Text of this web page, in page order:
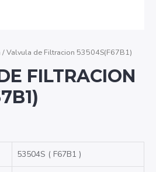
/ Valvula de Filtracion 53504S(F67B1)
FILTRACION
53504S ( F67B1 )